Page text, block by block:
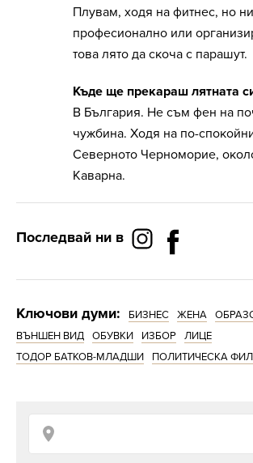
Плувам, ходя на фитнес, но
професионално или
това лято да скоча с парашут.
Къде ще прекараш лятната
В България. Не съм фен на
чужбина. Ходя на по-
Северното Черноморие,
Каварна.
Последвай ни в
Ключови думи: БИЗНЕС ЖЕНА
ВЪНШЕН ВИД
ОБУВКИ ИЗБОР
ЛИЦЕ
ТОДОР БАТКОВ-МЛАДШИ
ПОЛИТИЧЕСКА